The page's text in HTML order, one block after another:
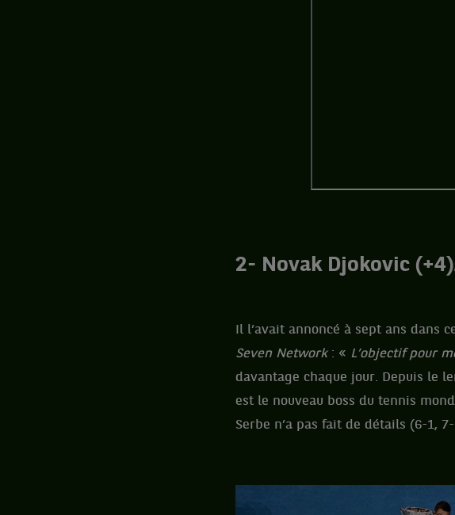
2- Novak Djokovic
Il l’avait annoncé à sept ans dans
Seven Network: « L’objectif pour
davantage chaque jour. Depuis le
est le nouveau boss du tennis
Serbe n’a pas fait de détails (6-1,